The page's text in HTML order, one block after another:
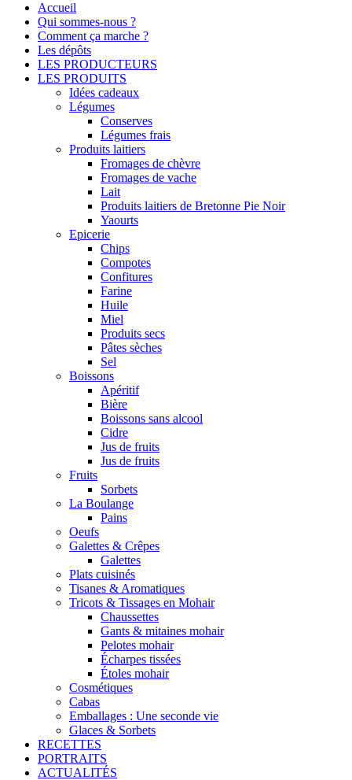
Accueil
Qui sommes-nous ?
Comment ça marche ?
Les dépôts
LES PRODUCTEURS
LES PRODUITS
Idées cadeaux
Légumes
Conserves
Légumes frais
Produits laitiers
Fromages de chèvre
Fromages de vache
Lait
Produits laitiers de Bretonne Pie Noir
Yaourts
Epicerie
Chips
Compotes
Confitures
Farine
Huile
Miel
Produits secs
Pâtes sèches
Sel
Boissons
Apéritif
Bière
Boissons sans alcool
Cidre
Jus de fruits
Jus de fruits
Fruits
Sorbets
La Boulange
Pains
Oeufs
Galettes & Crêpes
Galettes
Plats cuisinés
Tisanes & Aromatiques
Tricots & Tissages en Mohair
Chaussettes
Gants & mitaines mohair
Pelotes mohair
Écharpes tissées
Étoles mohair
Cosmétiques
Cabas
Emballages : Une seconde vie
Glaces & Sorbets
RECETTES
PORTRAITS
ACTUALITÉS